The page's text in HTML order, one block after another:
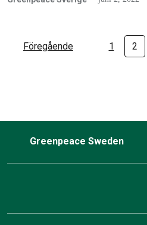
Föregående 1 2
Greenpeace Sweden